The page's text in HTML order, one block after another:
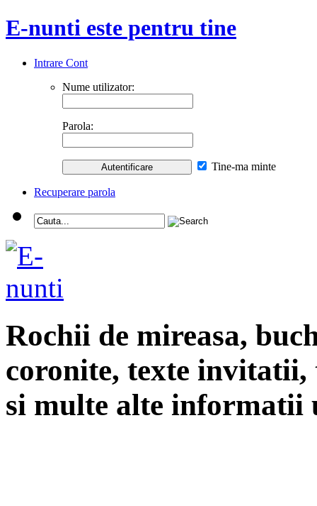
E-nunti este pentru tine
Intrare Cont
Nume utilizator:
Parola:
Tine-ma minte
Recuperare parola
Rochii de mireasa,
coronite, texte
si multe alte informatii